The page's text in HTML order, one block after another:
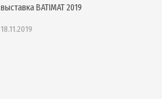
выставка BATIMAT 2019
18.11.2019